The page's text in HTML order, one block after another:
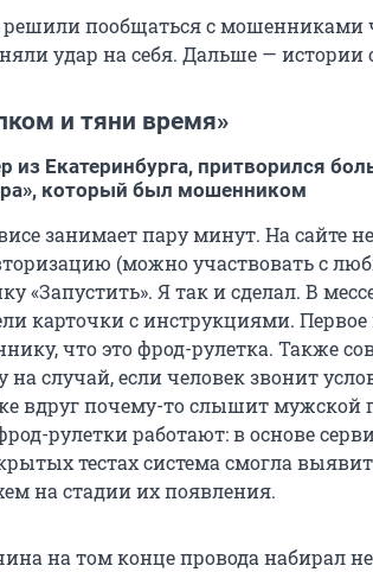
пообщаться с мошенниками
удар на себя. Дальше — истории
и тяни время»
из Екатеринбурга, притворился
который был мошенником
занимает пару минут. На сайте
(можно участвовать с
«Запустить». Я так и сделал. В
карточки с инструкциями.
что это фрод-рулетка. Также
на случай, если человек звонит
вдруг почему-то слышит мужской
рулетки работают: в основе
тестах система смогла
на стадии их появления.
на том конце провода набирал